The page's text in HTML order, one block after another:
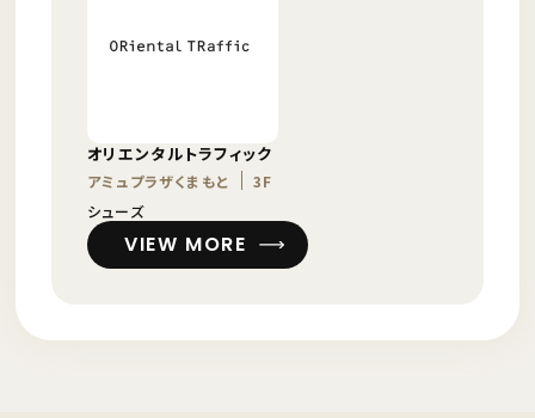
オリエンタルトラフィック
アミュプラザくまもと
3F
シューズ
VIEW MORE